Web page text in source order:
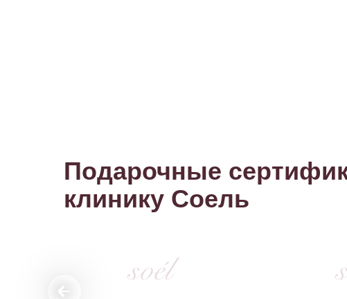
Подарочные
клинику Соель